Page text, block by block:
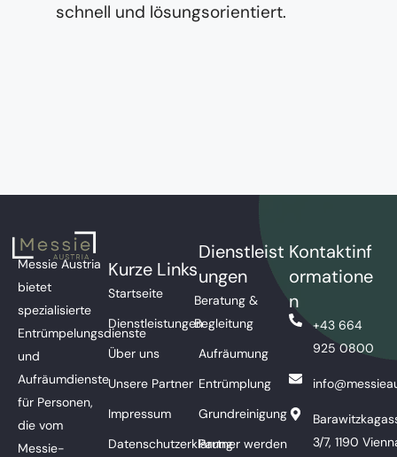
schnell und lösungsorientiert.
Messie Austria
bietet
spezialisierte
Entrümpelungsdienste
und
Aufräumdienste
für Personen,
die vom
Messie-
Kurze Links
Startseite
Dienstleistungen
Über uns
Unsere Partner
Impressum
Datenschutzerklärung
Dienstleist
ungen
Beratung &
Begleitung
Aufräumung
Entrümplung
Grundreinigung
Partner werden
Kontaktinf
ormatione
n
+43 664
925 0800
3/7, 1190